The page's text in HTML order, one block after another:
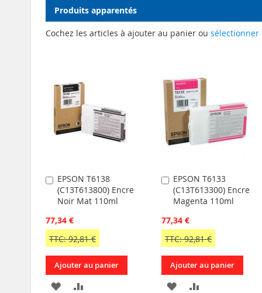
Produits apparentés
Cochez les articles à ajouter au panier ou sélectionner
EPSON T6138
(C13T613800) Encre
Noir Mat 110ml
77,34 €
TTC: 92,81 €
Ajouter
au
panier
Ajouter au panier
AJOUTER
EPSON T6133
(C13T613300) Encre
Magenta 110ml
77,34 €
TTC: 92,81 €
Ajouter
au
panier
Ajouter au panier
AJOUTER